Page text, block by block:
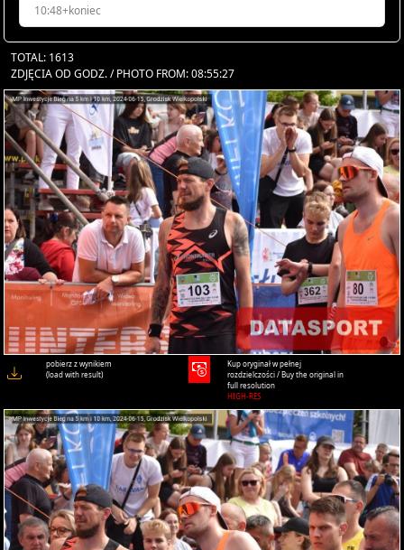
10:48+koniec
TOTAL: 1613
ZDJĘCIA OD GODZ. / PHOTO FROM: 08:55:27
pobierz z wynikiem
(load with result)
Kup oryginał w pełnej
rozdzielczości / Buy the original in
full resolution
HIGH-RES